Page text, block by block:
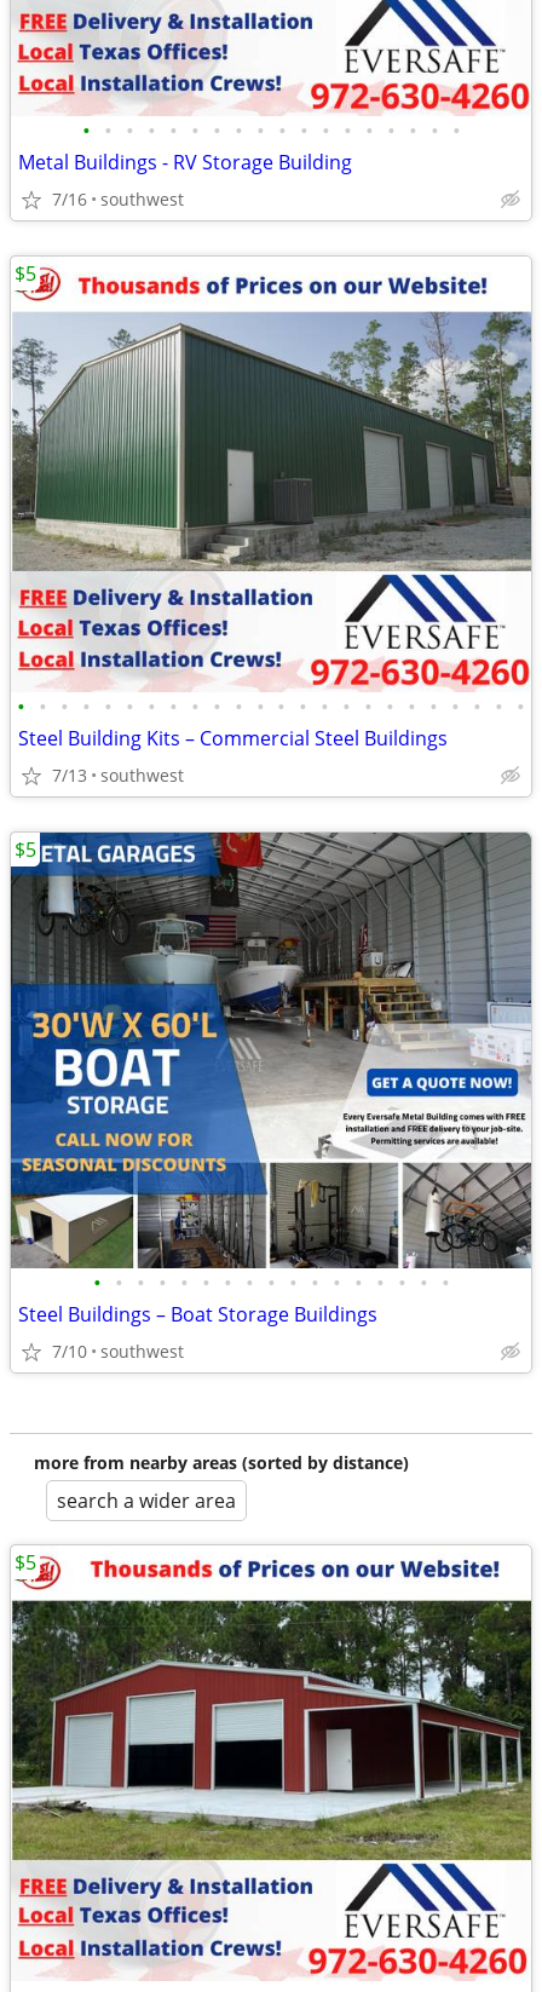
• • • • • • • • • • • • • • • • • •
Metal Buildings - RV Storage Building
7/16 southwest
• • • • • • • • • • • • • • • • • • • • • • • •
Steel Building Kits – Commercial Steel Buildings
7/13 southwest
$5
• • • • • • • • • • • • • • • • •
Steel Buildings – Boat Storage Buildings
7/10 southwest
$5
more from nearby areas (sorted by distance)
search a wider area
$5